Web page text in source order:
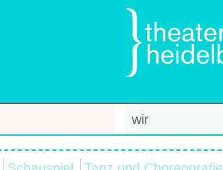
wir